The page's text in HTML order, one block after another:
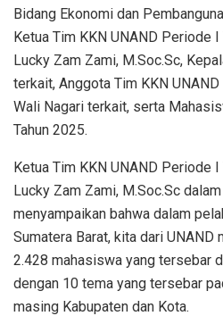
Bidang Ekonomi dan
Ketua Tim KKN UNAND Periode I
Lucky Zam Zami, M.Soc.Sc,
terkait, Anggota Tim KKN
Wali Nagari terkait, serta
Tahun 2025.
Ketua Tim KKN UNAND Periode I
Lucky Zam Zami, M.Soc.Sc
menyampaikan bahwa dalam
Sumatera Barat, kita dari UNAND
2.428 mahasiswa yang tersebar
dengan 10 tema yang tersebar
masing Kabupaten dan Kota.